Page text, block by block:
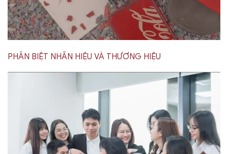
PHÂN BIỆT NHÃN HIỆU VÀ THƯƠNG HIỆU